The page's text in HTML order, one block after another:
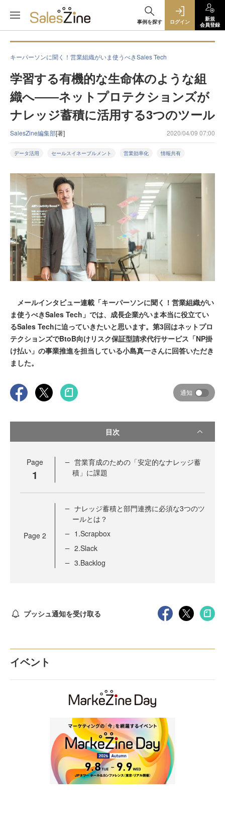
事例を探す ログイン
新規
会員登録
キーパーソンに聞く！営業組織がいま使うべきSales Tech
学習する有機的な生命体のような組
織へ――ネットプロテクションズが
ナレッジ蓄積に活用する3つのツール
SalesZine編集部[著] 2020/04/09 07:00
データ活用 セールスイネーブルメント 営業効率化 情報共有
メールインタビュー連載「キーパーソンに聞く！営業組織がい
ま使うべきSales Tech」では、成長企業がいま本当に役立てい
るSales Techに迫っていきたいと思います。第3回はネットプロ
テクションズでBtoB向けリスク保証型請求代行サービス「NP掛
け払い」の事業推進を担当している小島真一さんに回答いただき
ました。
通知
目次
Page
1
営業育成のための「安定的なナレッジ蓄
積」に課題
Page 2
ナレッジ蓄積と部門連携に必須な3つのツ
ールとは？
1.Scrapbox
2.Slack
3.Backlog
プッシュ通知を受け取る
イベント